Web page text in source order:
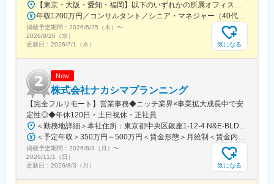
【東京・大阪・愛知・福岡】以下のいずれかの所属オフィスもしくは各エリアのプロジェクト先 所属オフィス：■赤坂インターシティ■関西オフィス■アクセンチュア・アドバンスト・テクノロジーセンター名古屋■福岡オフィス※詳細は勤務地一覧よりご覧いただけます。※所属オフィスを問わずプロジェクトにより、国内出張、海外出張の可能性があります【魅力ポイント│世界の知恵を活用】世界中のベストプラクティスがデータベースに集約されており、数多くの事例や社員の知恵を活用できます。日本では前例のない案件でも、世界各国の社員からオンライン・オフライン（海外出張）問わず、気軽にアドバイスを受けることができます。★ この求人のPOINT ★￣￣V￣￣￣￣￣￣￣￣￣＃世界約78万人規模の大手基盤で安定性◎若手から裁量大きく挑戦・成長できる環境＃土日祝休／連続5日以上の休暇取得も可能！／フルフレックス（コアタイムなし）＃コンサル・IT未経験者向けの手厚い研修◎／メンター制度もあるため安心してチャレンジOK！
年収1200万円／コンサルタント／シニア・マネジャー（40代） 年収1000万円／テクノロジーアーキテクト（30代）
掲載予定期間： 2026/6/25（木） 〜
2026/8/26（水）
更新日： 2026/7/1（水） 気になる
New
株式会社ナカシマプランニング
【完全フルリモート】営業事務◆ニッチ業界×事業拡大成長中で安
定性◎◆年休120日・土日祝休・正社員
＜勤務地詳細＞本社住所：東京都中央区銀座1-12-4 N&E-BLD.7階受動喫煙対策：屋内全面禁煙変更の範囲：会社の定める事業所
＜予定年収＞350万円～500万円＜賃金形態＞月給制＜賃金内訳＞月額（基本給）：220,000円～270,000円＜月給＞220,000円～270,000円＜昇給有無＞有＜残業手当＞有＜給与補足＞■賞与：あり■昇給：あり賃金はあくまでも目安の金額であり、選考を通じて上下する可能性があります。月給(月額)は固定手当を含めた表記です。
掲載予定期間： 2026/8/3（月） 〜
2026/11/1（日）
更新日： 2026/8/3（月） 気になる